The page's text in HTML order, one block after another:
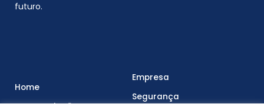
futuro.
Home
Empresa
Segurança